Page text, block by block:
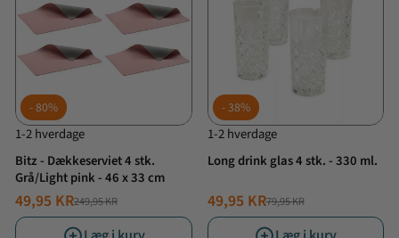
80%
1-2 hverdage
Bitz - Dækkeserviet 4 stk.
Grå/Light pink - 46 x 33 cm
NORMALPRIS
249,95 KR
TILBUDSPRIS
49,95 KR
38%
1-2 hverdage
Long drink glas 4 stk. - 330 ml.
NORMALPRIS
79,95 KR
TILBUDSPRIS
49,95 KR